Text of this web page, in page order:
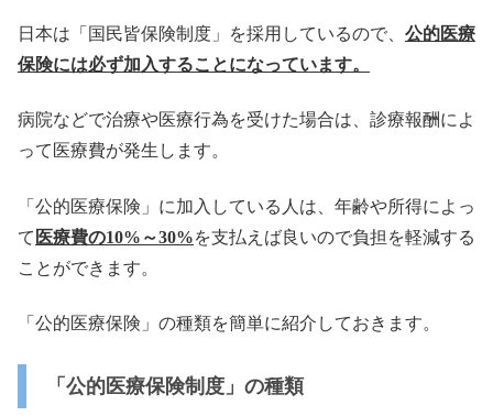
日本は「国民皆保険制度」を採用しているので、 公的医療
保険には必ず加入することになっています。
病院などで治療や医療行為を受けた場合は、 診療報酬によ
って医療費が発生します。
「公的医療保険」に加入している人は、年齢や所得によっ
て 医療費の10% ～30%を支払えば良いので負担を軽減する
ことができま す。
「公的医療保険」の種類を簡単に紹介しておきます。
「公的医療保険制度」の種類